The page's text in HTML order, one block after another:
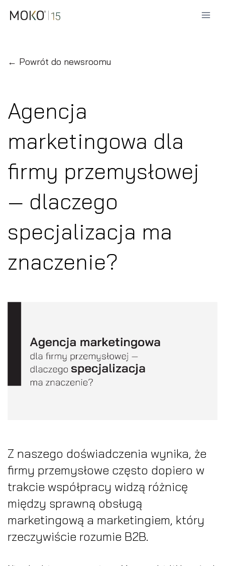
← Powrót do newsroomu
Agencja
marketingowa dla
firmy przemysłowej
— dlaczego
specjalizacja ma
znaczenie?
Z naszego doświadczenia wynika, że
firmy przemysłowe często dopiero w
trakcie współpracy widzą różnicę
między sprawną obsługą
marketingową a marketingiem, który
rzeczywiście rozumie B2B.